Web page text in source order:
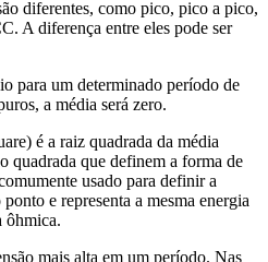
diferentes, como pico, pico a pico,
A diferença entre eles pode ser
para um determinado período de
a média será zero.
é a raiz quadrada da média
quadrada que definem a forma de
usado para definir a
e representa a mesma energia
ôhmica.
mais alta em um período. Nas